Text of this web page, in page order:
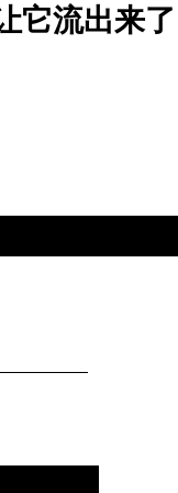
它流出来了